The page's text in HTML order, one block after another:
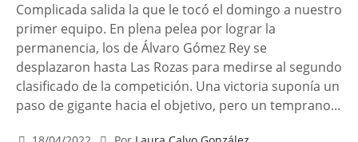
Complicada salida la que le tocó el domingo a nuestro
primer equipo. En plena pelea por lograr la
permanencia, los de Álvaro Gómez Rey se
desplazaron hasta Las Rozas para medirse al segundo
clasificado de la competición. Una victoria suponía un
paso de gigante hacia el objetivo, pero un temprano...